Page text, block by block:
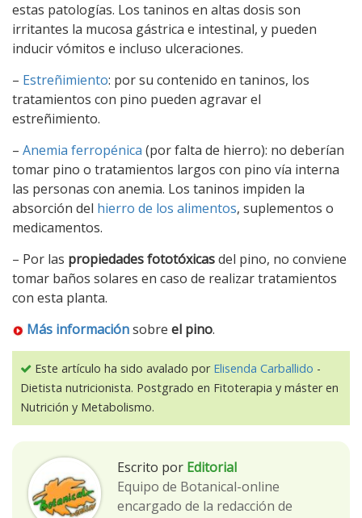
estas patologías. Los taninos en altas dosis son
irritantes la mucosa gástrica e intestinal, y pueden
inducir vómitos e incluso ulceraciones.
– Estreñimiento: por su contenido en taninos, los
tratamientos con pino pueden agravar el
estreñimiento.
– Anemia ferropénica (por falta de hierro): no deberían
tomar pino o tratamientos largos con pino vía interna
las personas con anemia. Los taninos impiden la
absorción del hierro de los alimentos, suplementos o
medicamentos.
– Por las propiedades fototóxicasdel pino, no conviene
tomar baños solares en caso de realizar tratamientos
con esta planta.
Más informaciónsobre el pino.
Este artículo ha sido avalado por Elisenda Carballido -
Dietista nutricionista. Postgrado en Fitoterapia y máster en
Nutrición y Metabolismo.
Escrito por Editorial
Equipo de Botanical-online
encargado de la redacción de